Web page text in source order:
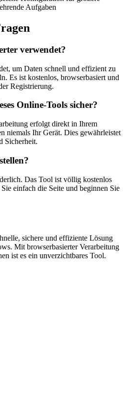
Aufgaben
verwendet?
um Daten schnell und effizient zu
Es ist kostenlos, browserbasiert und
Registrierung.
Online-Tools sicher?
erfolgt direkt in Ihrem
niemals Ihr Gerät. Dies gewährleistet
Sicherheit.
Das Tool ist völlig kostenlos
einfach die Seite und beginnen Sie
sichere und effiziente Lösung
Mit browserbasierter Verarbeitung
ist es ein unverzichtbares Tool.